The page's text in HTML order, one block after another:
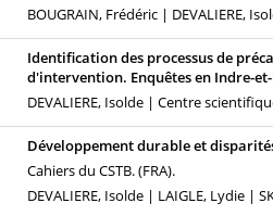
BOUGRAIN, Frédéric | DEVALIERE,
Identification des processus de
d'intervention. Enquêtes en Indre-
DEVALIERE, Isolde | Centre
Développement durable et
Cahiers du CSTB. (FRA).
DEVALIERE, Isolde | LAIGLE, Lydie |